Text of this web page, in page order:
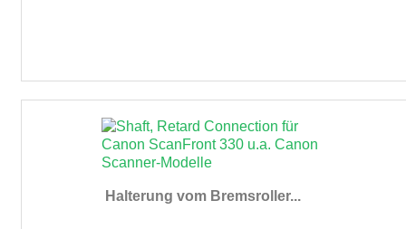
Halterung vom Bremsroller...